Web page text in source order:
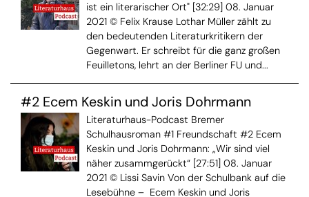
ist ein literarischer Ort" [32:29] 08. Januar
2021 © Felix Krause Lothar Müller zählt zu
den bedeutenden Literaturkritikern der
Gegenwart. Er schreibt für die ganz großen
Feuilletons, lehrt an der Berliner FU und...
#2 Ecem Keskin und Joris Dohrmann
Literaturhaus-Podcast Bremer
Schulhausroman #1 Freundschaft #2 Ecem
Keskin und Joris Dohrmann: „Wir sind viel
näher zusammgerückt“ [27:51] 08. Januar
2021 © Lissi Savin Von der Schulbank auf die
Lesebühne – Ecem Keskin und Joris